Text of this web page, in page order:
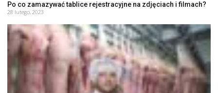
Po co zamazywać tablice rejestracyjne na zdjęciach i filmach?
28 lutego, 2023